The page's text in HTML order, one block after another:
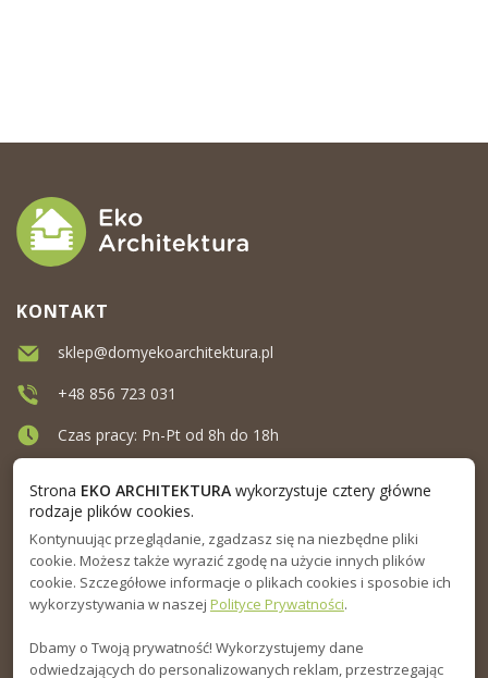
MENU
INFORMACJA
PORADNIK
KONTAKT
sklep@domyekoarchitektura.pl
+48 856 723 031
Czas pracy: Pn-Pt od 8h do 18h
Strona EKO ARCHITEKTURAwykorzystuje cztery główne
rodzaje plików cookies.
Kontynuując przeglądanie, zgadzasz się na niezbędne pliki
cookie. Możesz także wyrazić zgodę na użycie innych plików
cookie. Szczegółowe informacje o plikach cookies i sposobie ich
wykorzystywania w naszej Polityce Prywatności.
Dbamy o Twoją prywatność! Wykorzystujemy dane
odwiedzających do personalizowanych reklam, przestrzegając